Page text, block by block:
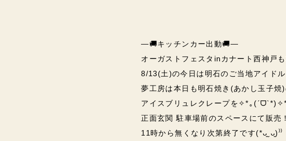
―🚚キッチンカー出動🚚―
オーガストフェスタinカナート西神戸
8/13(土)の今日は明石のご当地アイド
夢工房は本日も明石焼き(あかし玉子焼
アイスブリュレクレープを✧*｡
正面玄関 駐車場前のスペースにて販売！
11時から無くなり次第終了です(*ᴗ͈ˬᴗ͈)⁾⁾